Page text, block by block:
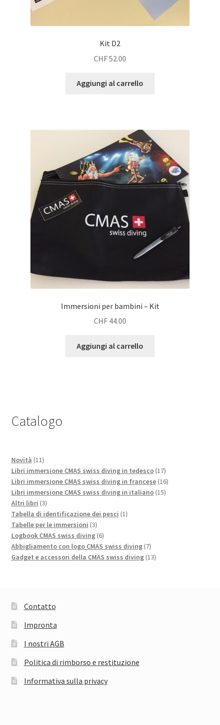
Kit D2
CHF52.00
Aggiungi al carrello
Immersioni per bambini – Kit
CHF 44.00
Aggiungi al carrello
Catalogo
Novità 1111
prodotti
Libri immersione CMAS swiss diving in tedesco 1717
prodotti
Libri immersione CMAS swiss diving in francese 1616
Libri immersione CMAS swiss diving in italiano 1515
Altri libri 33
prodotti
Tabella di identificazione dei pesci 11
Tabelle per le immersioni 33
prodotti
Logbook CMAS swiss diving 66
prodotti
Abbigliamento con logo CMAS swiss diving 77
prodotti
Gadget e accessori della CMAS swiss diving 1313
Contatto
Impronta
I nostri AGB
Politica di rimborso e restituzione
Informativa sulla privacy